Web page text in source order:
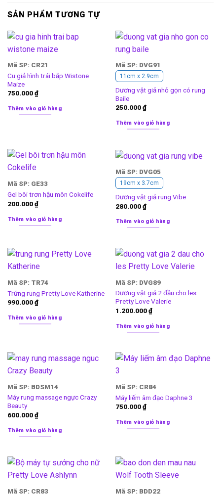
SẢN PHẨM TƯƠNG TỰ
Mã SP: CR21
Cu giả hình trái bắp Wistone
Maize
750.000₫
Thêm vào giỏ hàng
Mã SP: DVG91
11cm x 2.9cm
Dương vật giả nhỏ gọn có rung
Baile
250.000₫
Thêm vào giỏ hàng
Mã SP: GE33
Gel bôi trơn hậu môn Cokelife
200.000₫
Thêm vào giỏ hàng
Mã SP: DVG05
19cm x 3.7cm
Dương vật giả rung Vibe
280.000₫
Thêm vào giỏ hàng
Mã SP: TR74
Trứng rung Pretty Love Katherine
990.000₫
Thêm vào giỏ hàng
Mã SP: DVG89
Dương vật giả 2 đầu cho les
Pretty Love Valerie
1.200.000₫
Thêm vào giỏ hàng
Mã SP: BDSM14
Máy rung massage ngực Crazy
Beauty
600.000₫
Thêm vào giỏ hàng
Mã SP: CR84
Máy liếm âm đạo Daphne 3
750.000₫
Thêm vào giỏ hàng
Mã SP: CR83
Mã SP: BDD22